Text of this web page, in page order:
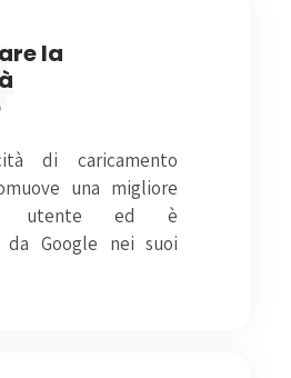
la
di caricamento
una migliore
utente ed è
da Google nei suoi